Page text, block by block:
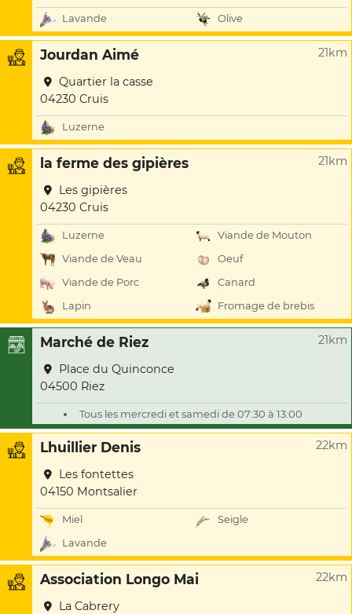
Lavande Olive
Jourdan Aimé 21km
Quartier la casse
04230 Cruis
Luzerne
la ferme des gipières 21km
Les gipières
04230 Cruis
Luzerne
Viande de Mouton
Viande de Veau
Oeuf
Viande de Porc
Canard
Lapin
Fromage de brebis
Marché de Riez 21km
Place du Quinconce
04500 Riez
Tous les mercredi et samedi de 07:30 à 13:00
Lhuillier Denis 22km
Les fontettes
04150 Montsalier
Miel
Seigle
Lavande
Association Longo Mai 22km
La Cabrery